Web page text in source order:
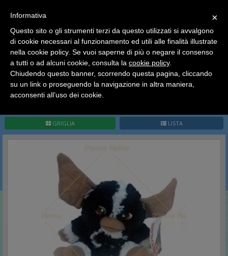
HOME Peluches Gremlins
Gremlins
GRIGLIA LISTA
×
Ciao a tutti, il negozio sarà chiuso dal 9/08 al 24/08
compreso.
Tutti gli ordini effettuati dopo le 15:00 del 07/08 verranno
spediti a partire dal giorno 25/08.
Buone vacanze a tutti dallo staff di Pianeta Hobby
×
Informativa
Questo sito o gli strumenti terzi da questo utilizzati si avvalgono
di cookie necessari al funzionamento ed utili alle finalità illustrate
nella cookie policy. Se vuoi saperne di più o negare il consenso
a tutti o ad alcuni cookie, consulta la cookie policy.
Chiudendo questo banner, scorrendo questa pagina, cliccando
su un link o proseguendo la navigazione in altra maniera,
acconsenti all’uso dei cookie.